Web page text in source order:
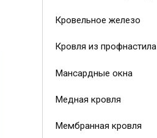
Кровельное железо
Кровля из профнастила
Мансардные окна
Медная кровля
Мембранная кровля